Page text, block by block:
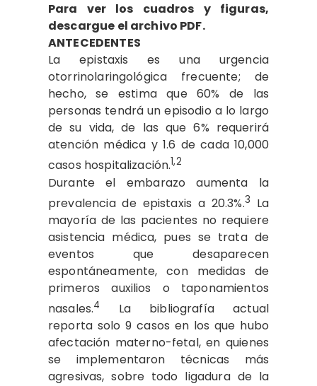
Para ver los cuadros y figuras,
descargue el archivo PDF.
ANTECEDENTES
La epistaxis es una urgencia
otorrinolaringológica frecuente; de
hecho, se estima que 60% de las
personas tendrá un episodio a lo largo
de su vida, de las que 6% requerirá
atención médica y 1.6 de cada 10,000
casos hospitalización.1,2
Durante el embarazo aumenta la
prevalencia de epistaxis a 20.3%.3 La
mayoría de las pacientes no requiere
asistencia médica, pues se trata de
eventos que desaparecen
espontáneamente, con medidas de
primeros auxilios o taponamientos
nasales.4
La bibliografía actual
reporta solo 9 casos en los que hubo
afectación materno-fetal, en quienes
se implementaron técnicas más
agresivas, sobre todo ligadura de la